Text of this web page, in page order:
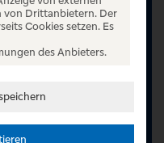
registrieren
vorbehalten.
von Drittanbietern. Der
Cookies setzen. Es
des Anbieters.